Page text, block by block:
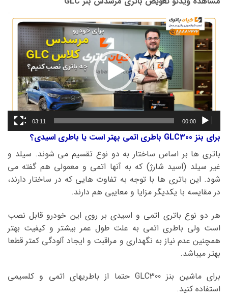
نمایشگر
ویدیو
00:00
03:11
برای بنز GLC300 باطری اتمی بهتر است یا باطری اسیدی؟
باتری ها بر اساس ساختار به دو نوع تقسیم می شوند. سیلد و
غیر سیلد (اسید شارژ) که به آنها اتمی و معمولی هم گفته می
شود. این باتری ها با توجه به تفاوت هایی که در ساختار دارند،
در مقایسه با یکدیگر مزایا و معایبی هم دارند.
هر دو نوع باتری اتمی و اسیدی بر روی این خودرو قابل نصب
است ولی باطری اتمی به علت طول عمر بیشتر و کیفیت بهتر
همچنین عدم نیاز به نگهداری و مراقبت و ایجاد آلودگی کمتر قطعا
بهتر میباشد.
برای ماشین بنز GLC300 حتما از باطریهای اتمی و کلسیمی
استفاده کنید.